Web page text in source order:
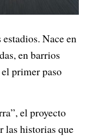
Nace en
en barrios
primer paso
el proyecto
las historias que